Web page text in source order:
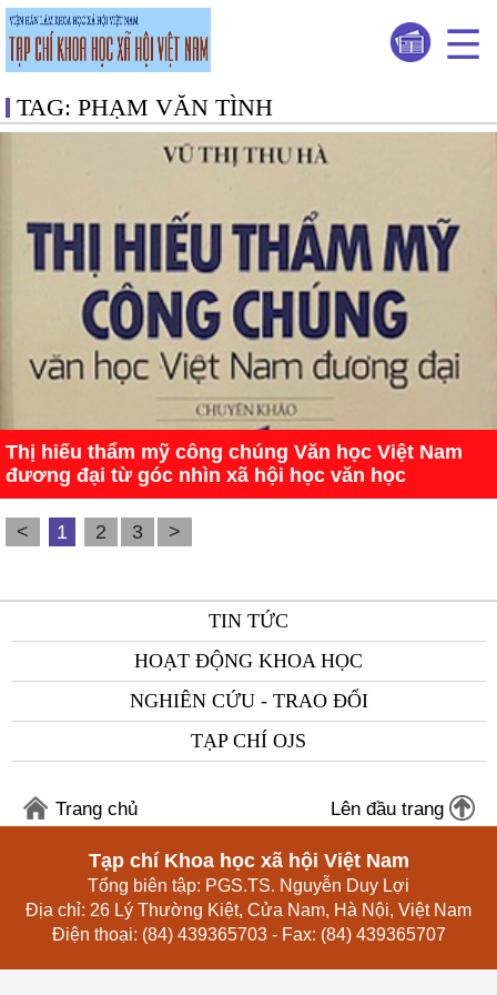
TAG: PHẠM VĂN TÌNH
Thị hiếu thẩm mỹ công chúng Văn học Việt Nam
đương đại từ góc nhìn xã hội học văn học
< 1 2 3 >
TIN TỨC
HOẠT ĐỘNG KHOA HỌC
NGHIÊN CỨU - TRAO ĐỔI
TẠP CHÍ OJS
Trang chủ Lên đầu trang
Tạp chí Khoa học xã hội Việt Nam
Tổng biên tập: PGS.TS. Nguyễn Duy Lợi
Địa chỉ: 26 Lý Thường Kiệt, Cửa Nam, Hà Nội, Việt Nam
Điện thoại: (84) 439365703 - Fax: (84) 439365707